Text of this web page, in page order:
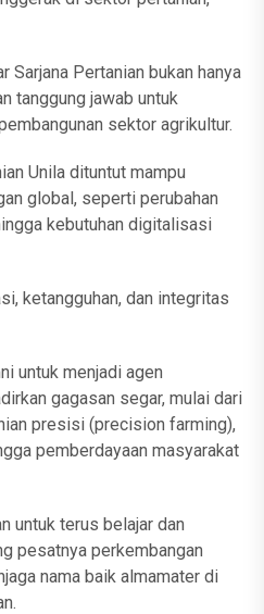
Sarjana Pertanian bukan hanya
tanggung jawab untuk
sektor agrikultur.
Unila dituntut mampu
global, seperti perubahan
kebutuhan digitalisasi
ketangguhan, dan integritas
untuk menjadi agen
gagasan segar, mulai dari
presisi (precision farming),
pemberdayaan masyarakat
untuk terus belajar dan
pesatnya perkembangan
nama baik almamater di